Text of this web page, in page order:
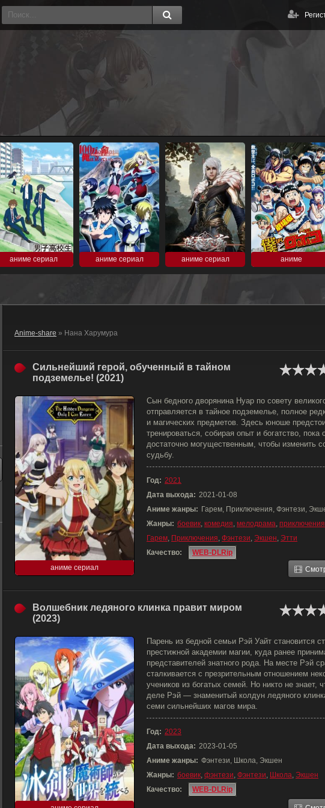
аниме сериал аниме сериал аниме сериал аниме
Anime-share » Нана Харумура
Сильнейший герой, обученный в тайном
подземелье! (2021)
аниме сериал
Сын бедного дворянина Нуар по совету
отправляется в тайное подземелье, полное
и магических предметов. Здесь юноше
тренироваться, собирая опыт и богатство, пока
достаточно могущественным, чтобы изменить
судьбу.
Год: 2021
Дата выхода: 2021-01-08
Аниме жанры: Гарем, Приключения, Фэнтези,
Жанры: боевик, комедия, мелодрама, приключения
Гарем, Приключения, Фэнтези, Экшен, Этти
Качество:
WEB-DLRip
Волшебник ледяного клинка правит миром
(2023)
Парень из бедной семьи Рэй Уайт становится
престижной академии магии, куда ранее
представителей знатного рода. На месте Рэй
сталкивается с презрительным отношением
учеников из богатых семей. Но никто не знает,
деле Рэй — знаменитый колдун ледяного
семи сильнейших магов мира.
Год: 2023
Дата выхода: 2023-01-05
Аниме жанры: Фэнтези, Школа, Экшен
Жанры: боевик, фэнтези, Фэнтези, Школа, Экшен
Качество:
WEB-DLRip